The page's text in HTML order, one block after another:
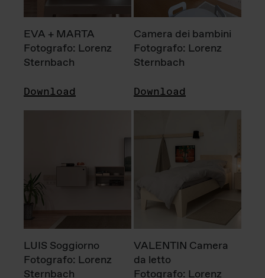
EVA + MARTA
Fotografo: Lorenz
Sternbach
Download
Camera dei bambini
Fotografo: Lorenz
Sternbach
Download
LUIS Soggiorno
Fotografo: Lorenz
Sternbach
VALENTIN Camera
da letto
Fotografo: Lorenz